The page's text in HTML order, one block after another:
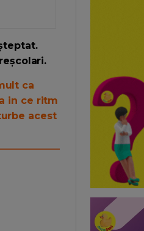
ca
in ce ritm
acest